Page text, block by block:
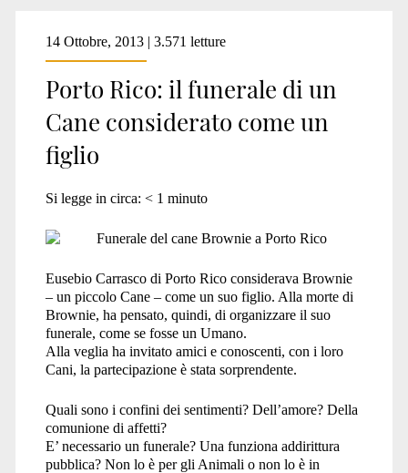
Tag:
<span>cane
come
figlio</span>
14 Ottobre, 2013 | 3.571 letture
Porto Rico: il funerale di un
Cane considerato come un
figlio
Si legge in circa: < 1 minuto
Eusebio Carrasco di Porto Rico considerava Brownie
– un piccolo Cane – come un suo figlio. Alla morte di
Brownie, ha pensato, quindi, di organizzare il suo
funerale, come se fosse un Umano.
Alla veglia ha invitato amici e conoscenti, con i loro
Cani, la partecipazione è stata sorprendente.
Quali sono i confini dei sentimenti? Dell’amore? Della
comunione di affetti?
E’ necessario un funerale? Una funziona addirittura
pubblica? Non lo è per gli Animali o non lo è in